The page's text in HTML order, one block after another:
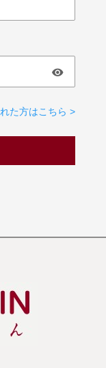
た方はこちら >